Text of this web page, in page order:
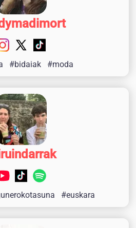
#bidaiak #moda
#euskara